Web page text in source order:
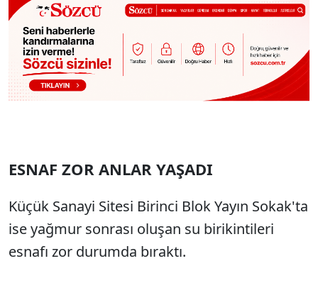
ESNAF ZOR ANLAR YAŞADI
Küçük Sanayi Sitesi Birinci Blok Yayın Sokak'ta
ise yağmur sonrası oluşan su birikintileri
esnafı zor durumda bıraktı.